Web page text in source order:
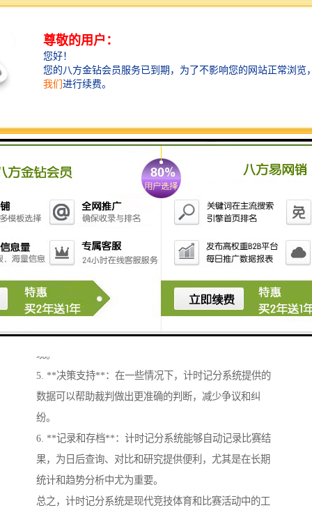
计时记分系统在各类比赛和活动中发挥着重要作用，具
1. **公平性**：计时记分系统能够确保比赛过程的公平
性，所有参与者在同样的条件下进行评比，有助于消除
人为因素的影响。
2. **实时反馈**：通过实时记录比赛的得分和时间，选
手和教练能够及时了解自己的表现，从而进行相应的调
3. **数据分析**：计时记分系统可以收集大量数据，便
改进方向。
4. **观众体验**：对于观众来说，清晰的计时和得分显
示能够增强观看体验，让他们地理解比赛进程和选手表
现。
5. **决策支持**：在一些情况下，计时记分系统提供的
数据可以帮助裁判做出更准确的判断，减少争议和纠
纷。
6. **记录和存档**：计时记分系统能够自动记录比赛结
果，为日后查询、对比和研究提供便利，尤其是在长期
统计和趋势分析中尤为重要。
总之，计时记分系统是现代竞技体育和比赛活动中的工